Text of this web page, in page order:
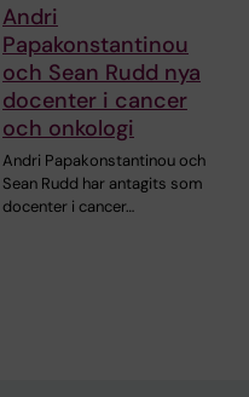
Andri
Papakonstantinou
och Sean Rudd nya
docenter i cancer
och onkologi
Andri Papakonstantinou och
Sean Rudd har antagits som
docenter i cancer…